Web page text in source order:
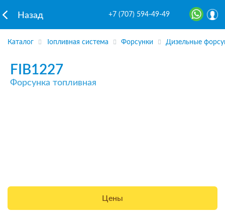
Назад +7 (707) 594-49-49
Каталог Топливная система Форсунки Дизельные
FIB1227
Форсунка топливная
Цены